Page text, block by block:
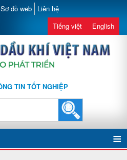
Sơ đồ web Liên hệ
Tiếng việt English
TIN TỐT NGHIỆP